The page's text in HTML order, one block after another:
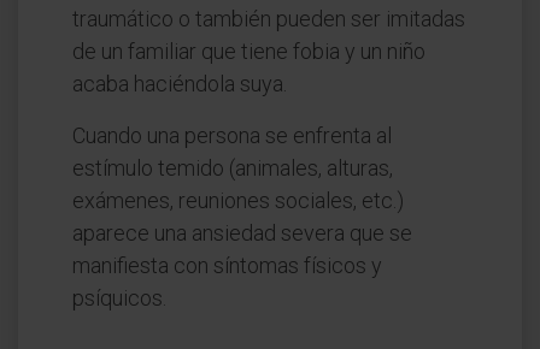
traumático o también pueden ser imitadas
de un familiar que tiene fobia y un niño
acaba haciéndola suya.
Cuando una persona se enfrenta al
estímulo temido (animales, alturas,
exámenes, reuniones sociales, etc.)
aparece una ansiedad severa que se
manifiesta con síntomas físicos y
psíquicos.